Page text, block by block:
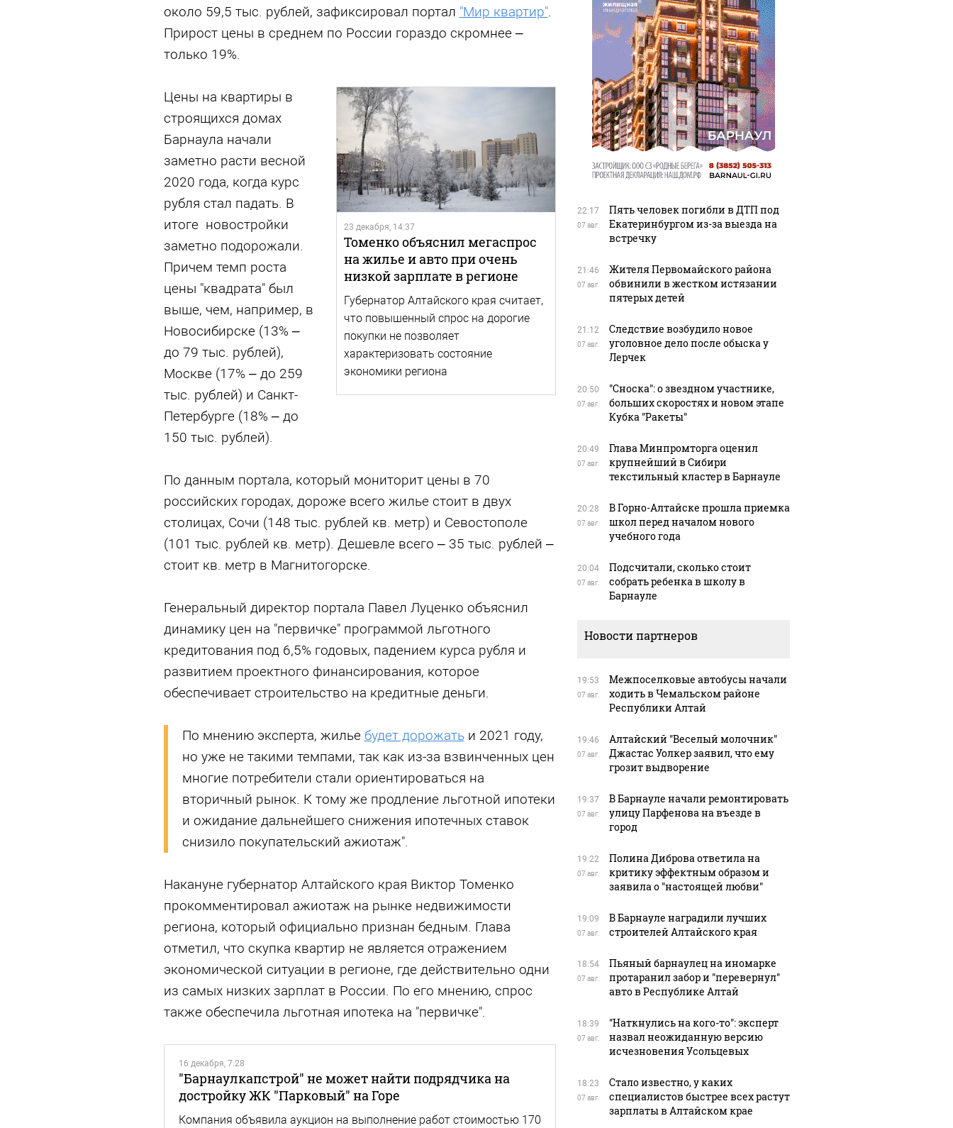
около 59,5 тыс. рублей, зафиксировал портал "Мир квартир".
Прирост цены в среднем по России гораздо скромнее –
только 19%.
23 декабря, 14:37
Томенко объяснил мегаспрос
на жилье и авто при очень
низкой зарплате в регионе
Губернатор Алтайского края считает,
что повышенный спрос на дорогие
покупки не позволяет
характеризовать состояние
экономики региона
Цены на квартиры в
строящихся домах
Барнаула начали
заметно расти весной
2020 года, когда курс
рубля стал падать. В
итоге новостройки
заметно подорожали.
Причем темп роста
цены "квадрата" был
выше, чем, например, в
Новосибирске (13% –
до 79 тыс. рублей),
Москве (17% – до 259
тыс. рублей) и Санкт-
Петербурге (18% – до
150 тыс. рублей).
По данным портала, который мониторит цены в 70
российских городах, дороже всего жилье стоит в двух
столицах, Сочи (148 тыс. рублей кв. метр) и Севостополе
(101 тыс. рублей кв. метр). Дешевле всего – 35 тыс. рублей –
стоит кв. метр в Магнитогорске.
Генеральный директор портала Павел Луценко объяснил
динамику цен на "первичке" программой льготного
кредитования под 6,5% годовых, падением курса рубля и
развитием проектного финансирования, которое
обеспечивает строительство на кредитные деньги.
По мнению эксперта, жилье будет дорожатьи 2021 году,
но уже не такими темпами, так как из-за взвинченных цен
многие потребители стали ориентироваться на
вторичный рынок. К тому же продление льготной ипотеки
и ожидание дальнейшего снижения ипотечных ставок
снизило покупательский ажиотаж".
Накануне губернатор Алтайского края Виктор Томенко
прокомментировал ажиотаж на рынке недвижимости
региона, который официально признан бедным. Глава
отметил, что скупка квартир не является отражением
экономической ситуации в регионе, где действительно одни
из самых низких зарплат в России. По его мнению, спрос
также обеспечила льготная ипотека на "первичке".
16 декабря, 7:28
"Барнаулкапстрой" не может найти подрядчика на
достройку ЖК "Парковый" на Горе
Компания объявила аукцион на выполнение работ стоимостью 170
22:17
07 авг.
Пять человек погибли в ДТП под
Екатеринбургом из-за выезда на
встречку
21:46
07 авг.
Жителя Первомайского района
обвинили в жестком истязании
пятерых детей
21:12
07 авг.
Следствие возбудило новое
уголовное дело после обыска у
Лерчек
20:50
07 авг.
"Сноска": о звездном участнике,
больших скоростях и новом этапе
Кубка "Ракеты"
20:49
07 авг.
Глава Минпромторга оценил
крупнейший в Сибири
текстильный кластер в Барнауле
20:28
07 авг.
В Горно-Алтайске прошла приемка
школ перед началом нового
учебного года
20:04
07 авг.
Подсчитали, сколько стоит
собрать ребенка в школу в
Барнауле
Новости партнеров
19:53
07 авг.
Межпоселковые автобусы начали
ходить в Чемальском районе
Республики Алтай
19:46
07 авг.
Алтайский "Веселый молочник"
Джастас Уолкер заявил, что ему
грозит выдворение
19:37
07 авг.
В Барнауле начали ремонтировать
улицу Парфенова на въезде в
город
19:22
07 авг.
Полина Диброва ответила на
критику эффектным образом и
заявила о "настоящей любви"
19:09
07 авг.
В Барнауле наградили лучших
строителей Алтайского края
18:54
07 авг.
Пьяный барнаулец на иномарке
протаранил забор и "перевернул"
авто в Республике Алтай
18:39
07 авг.
"Наткнулись на кого-то": эксперт
назвал неожиданную версию
исчезновения Усольцевых
18:23
07 авг.
Стало известно, у каких
специалистов быстрее всех растут
зарплаты в Алтайском крае